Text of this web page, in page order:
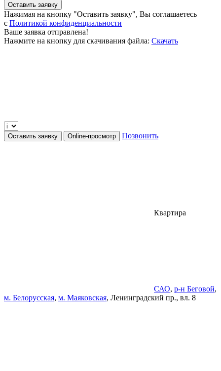
Оставить заявку
Нажимая на кнопку "Оставить заявку", Вы соглашаетесь
c Политикой конфиденциальности
Ваше заявка отправлена!
Нажмите на кнопку для скачивания файла: Скачать
Оставить заявку Online-просмотр Позвонить
Квартира
САО, р-н Беговой,
м. Белорусская, м. Маяковская, Ленинградский пр., вл. 8